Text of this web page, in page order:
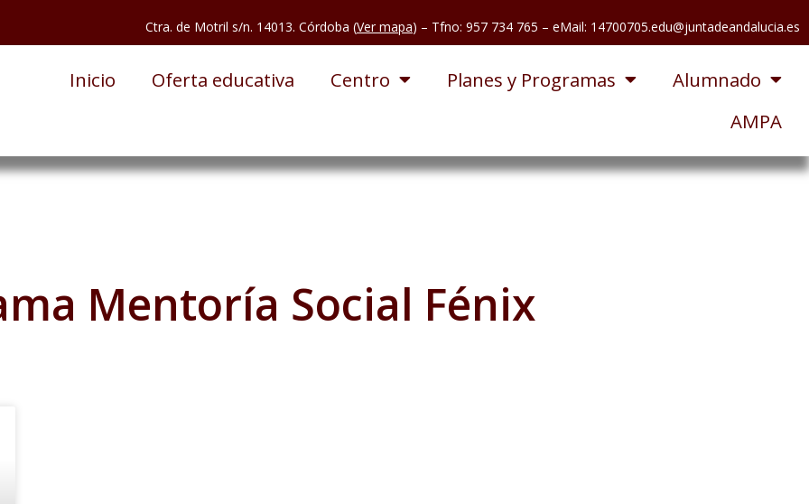
Ctra. de Motril s/n. 14013. Córdoba (Ver mapa) – Tfno: 957 734 765 – eMail: 14700705.edu@juntadeandalucia.es
Inicio Oferta educativa Centro Planes y Programas
Alumnado
AMPA
Mentoría Social Fénix